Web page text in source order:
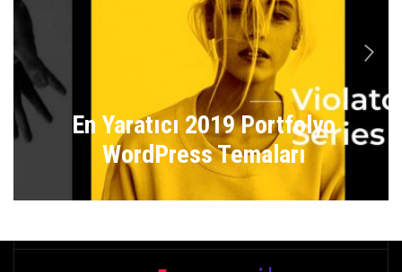
En Yaratıcı 2019 Portfolyo
WordPress Temaları